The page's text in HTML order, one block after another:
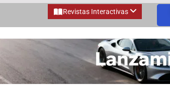
Revistas Interactivas